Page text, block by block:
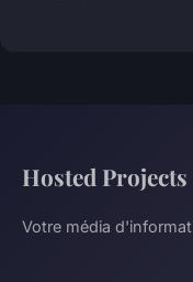
Hosted Projects
Votre média